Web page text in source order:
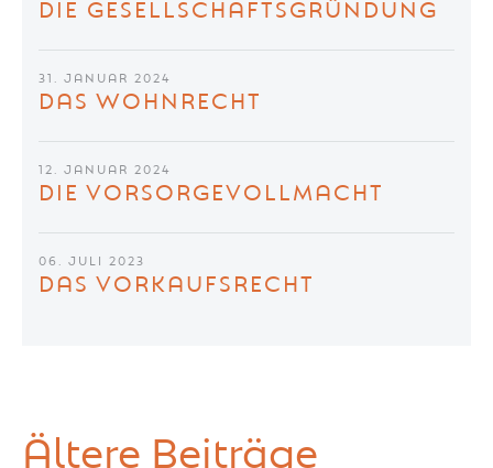
DIE GESELLSCHAFTSGRÜNDUNG
31. JANUAR 2024
DAS WOHNRECHT
12. JANUAR 2024
DIE VORSORGEVOLLMACHT
06. JULI 2023
DAS VORKAUFSRECHT
Ältere Beiträge